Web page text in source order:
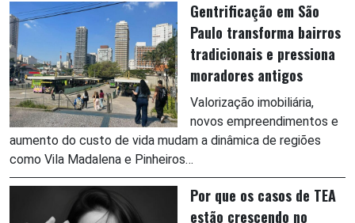
Gentrificação em São
Paulo transforma bairros
tradicionais e pressiona
moradores antigos
Valorização imobiliária,
novos empreendimentos e
aumento do custo de vida mudam a dinâmica de regiões
como Vila Madalena e Pinheiros…
Por que os casos de TEA
estão crescendo no